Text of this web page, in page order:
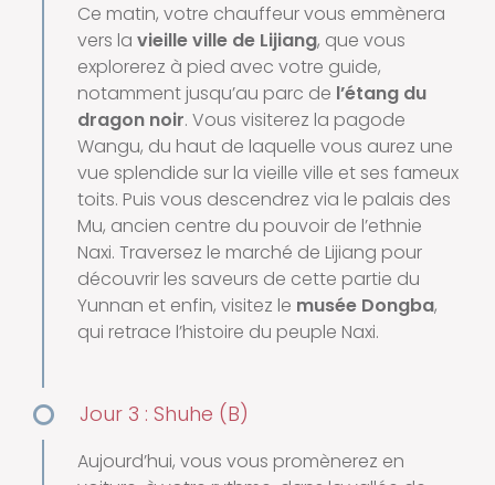
Ce matin, votre chauffeur vous emmènera
vers la vieille ville de Lijiang, que vous
explorerez à pied avec votre guide,
notamment jusqu’au parc de l’étang du
dragon noir. Vous visiterez la pagode
Wangu, du haut de laquelle vous aurez une
vue splendide sur la vieille ville et ses fameux
toits. Puis vous descendrez via le palais des
Mu, ancien centre du pouvoir de l’ethnie
Naxi. Traversez le marché de Lijiang pour
découvrir les saveurs de cette partie du
Yunnan et enfin, visitez le musée Dongba,
qui retrace l’histoire du peuple Naxi.
Jour 3 : Shuhe (B)
Aujourd’hui, vous vous promènerez en